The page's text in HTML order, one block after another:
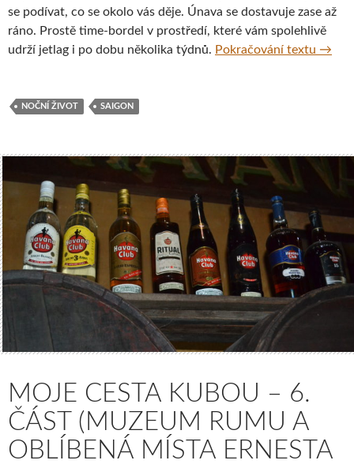
se podívat, co se okolo vás děje. Únava se dostavuje zase až
ráno. Prostě time-bordel v prostředí, které vám spolehlivě
udrží jetlag i po dobu několika týdnů. Pokračování textu →
NOČNÍ ŽIVOT SAIGON
MOJE CESTA KUBOU – 6.
ČÁST (MUZEUM RUMU A
OBLÍBENÁ MÍSTA ERNESTA